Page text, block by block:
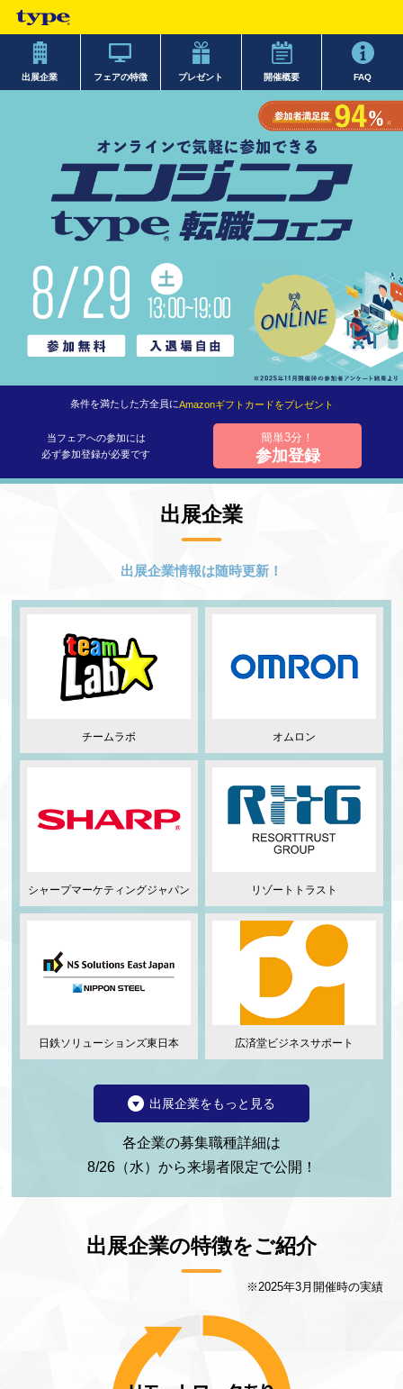
出展企業 フェアの特徴 プレゼント 開催概要 FAQ
出展企業
出展企業情報は随時更新！
チームラボ オムロン
シャープマーケティングジャパン リゾートトラスト
日鉄ソリューションズ東日本 広済堂ビジネスサポート
各企業の募集職種詳細は
8/26（水）から来場者限定で公開！
出展企業の特徴をご紹介
※2025年3月開催時の実績
条件を満たした方全員にAmazonギフトカードをプレゼント
当フェアへの参加には
必ず参加登録が必要です
簡単3分！
参加登録